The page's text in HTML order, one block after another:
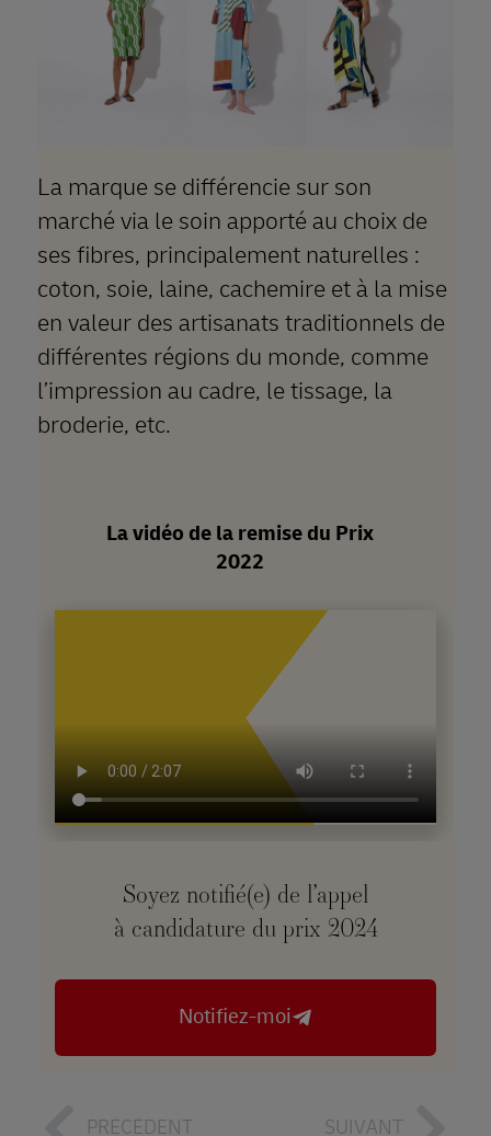
La marque se différencie sur son
marché via le soin apporté au choix de
ses fibres, principalement naturelles :
coton, soie, laine, cachemire et à la mise
en valeur des artisanats traditionnels de
différentes régions du monde, comme
l’impression au cadre, le tissage, la
broderie, etc.
La vidéo de la remise du Prix
2022
Soyez notifié(e) de l’appel
à candidature du prix 2024
Notifiez-moi
PRÉCÉDENT SUIVANT